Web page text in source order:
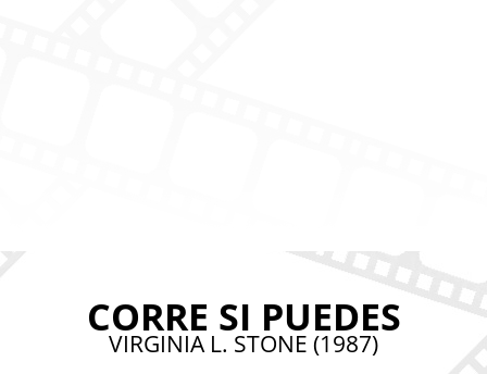
CORRE SI PUEDES
VIRGINIA L. STONE (1987)